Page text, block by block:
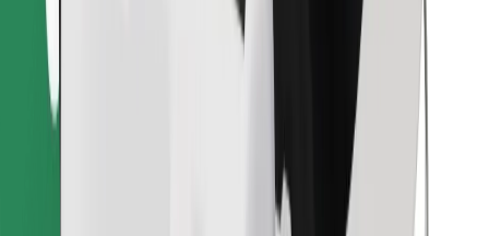
Descargar la app de Bolt Food